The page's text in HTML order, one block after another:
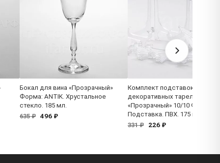
Бокал для вина «Прозрачный»
Форма: ANTIK. Хрустальное
стекло. 185 мл.
635 ₽ 496 ₽
Комплект подставок для
декоративных тарелок
«Прозрачный» 10/10 Форма:
Подставка. ПВХ. 175 мм.
331 ₽
226 ₽